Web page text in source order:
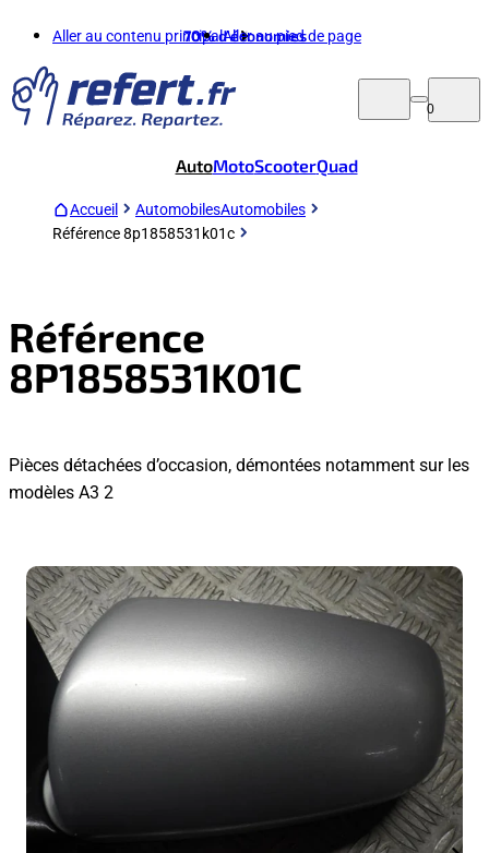
Aller au contenu principalAller au pied de page
70%d'économies
0
AutoMotoScooterQuad
Accueil AutomobilesAutomobiles
Référence 8p1858531k01c
Référence
8P1858531K01C
Pièces détachées d’occasion, démontées notamment sur les
modèles A3 2